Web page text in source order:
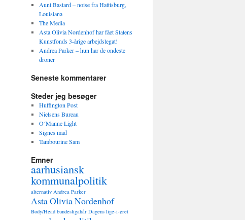
Aunt Bastard – noise fra Hattisburg,
Louisiana
The Media
Asta Olivia Nordenhof har fået Statens
Kunstfonds 3-årige arbejdslegat!
Andrea Parker – hun har de ondeste
droner
Seneste kommentarer
Steder jeg besøger
Huffington Post
Nielsens Bureau
O´Manne Light
Signes mad
Tambourine Sam
Emner
aarhusiansk
kommunalpolitik
alternativ Andrea Parker
Asta Olivia Nordenhof
Body/Head bundesligahår Dagens lige-i-øret